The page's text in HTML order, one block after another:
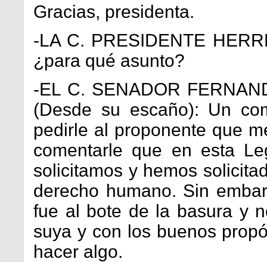
Gracias, presidenta.
-LA C. PRESIDENTE
¿para qué asunto?
-EL C. SENADOR
(Desde su escaño): Un
pedirle al proponente que
comentarle que en esta
solicitamos y hemos
derecho humano. Sin
fue al bote de la basura y
suya y con los buenos
hacer algo.